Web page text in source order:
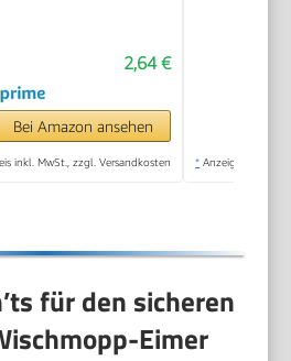
| 22 cm,
2,64 €
Bei Amazon ansehen
inkl. MwSt., zzgl. Versandkosten * Anzeige
für den sicheren
Eimer